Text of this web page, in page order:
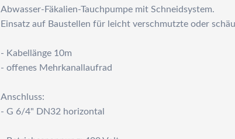
Abwasser-Fäkalien-Tauchpumpe mit Schneidsystem.
Einsatz auf Baustellen für leicht verschmutzte oder
- Kabellänge 10m
- offenes Mehrkanallaufrad
Anschluss:
- G 6/4" DN32 horizontal